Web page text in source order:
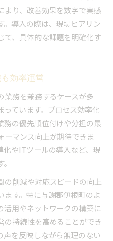
より、改善効果を数字で実感
。導入の際は、現場ヒアリン
て、具体的な課題を明確化す
効率運営
業務を兼務するケースが多
っています。プロセス効率化
務の優先順位付けや分担の最
ーマンス向上が期待できま
化やITツールの導入など、現
の削減や対応スピードの向上
ます。特に与謝郡伊根町のよ
活用やネットワークの構築に
の持続性を高めることができ
声を反映しながら無理のない